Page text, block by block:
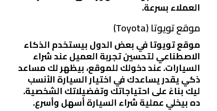
العملاء بسرعة.
موقع تويوتا (Toyota)
موقع تويوتا في بعض الدول بيستخدم الذكاء
الاصطناعي لتحسين تجربة العميل عند شراء
السيارات. عند دخولك للموقع، بيظهر لك مساعد
ذكي يقدر يساعدك في اختيار السيارة الأنسب
ليك بناءً على احتياجاتك وتفضيلاتك الشخصية.
ده بيخلي عملية شراء السيارة أسهل وأسرع.